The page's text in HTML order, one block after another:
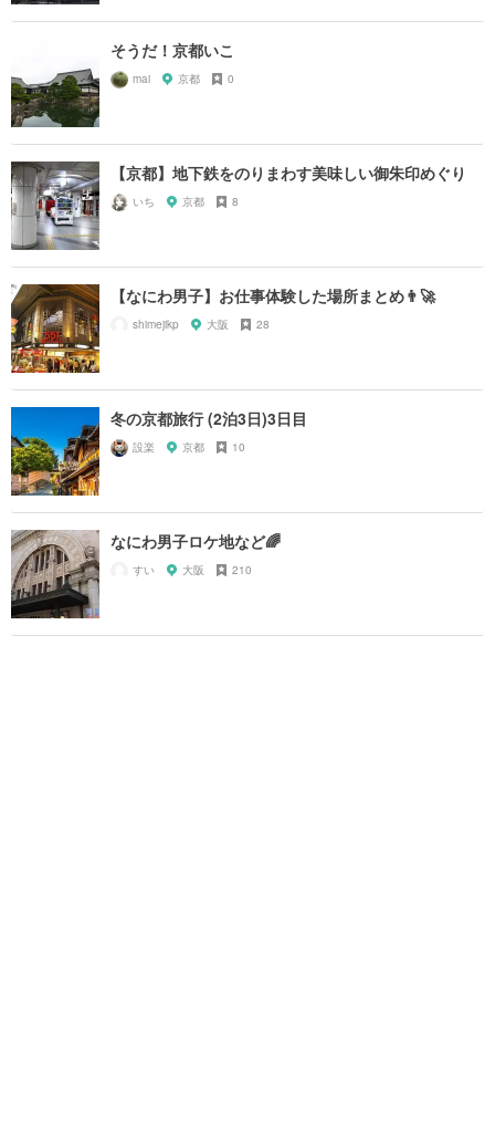
そうだ！京都いこ
mai 京都 0
【京都】地下鉄をのりまわす美味しい御朱印めぐり
いち 京都 8
【なにわ男子】お仕事体験した場所まとめ👨‍🚀
shimejikp 大阪 28
冬の京都旅行 (2泊3日)3日目
設楽 京都 10
なにわ男子ロケ地など🌈
すい 大阪 210